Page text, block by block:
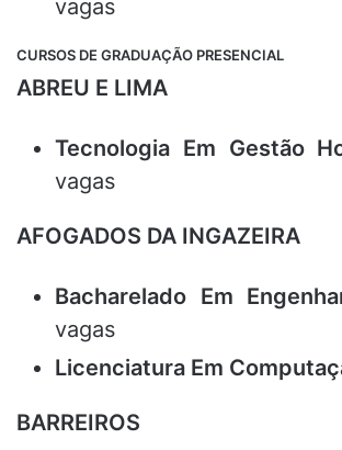
vagas
CURSOS DE GRADUAÇÃO PRESENCIAL
ABREU E LIMA
Tecnologia Em Gestão
vagas
AFOGADOS DA INGAZEIRA
Bacharelado Em
vagas
Licenciatura Em
BARREIROS